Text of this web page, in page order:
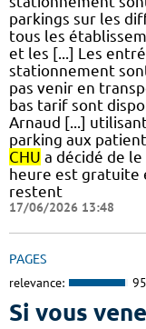
parkings sur les
tous les
et les [...] Les
stationnement
pas venir en
bas tarif sont
Arnaud [...]
parking aux
CHU a décidé de
heure est gratuite
restent
17/06/2026 13:48
PAGES
relevance:
Si vous